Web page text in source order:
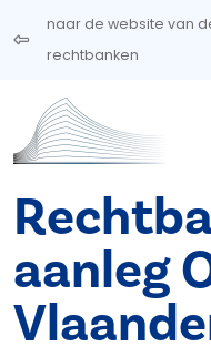
Overslaan en naar de
naar de website van
rechtbanken
aanleg